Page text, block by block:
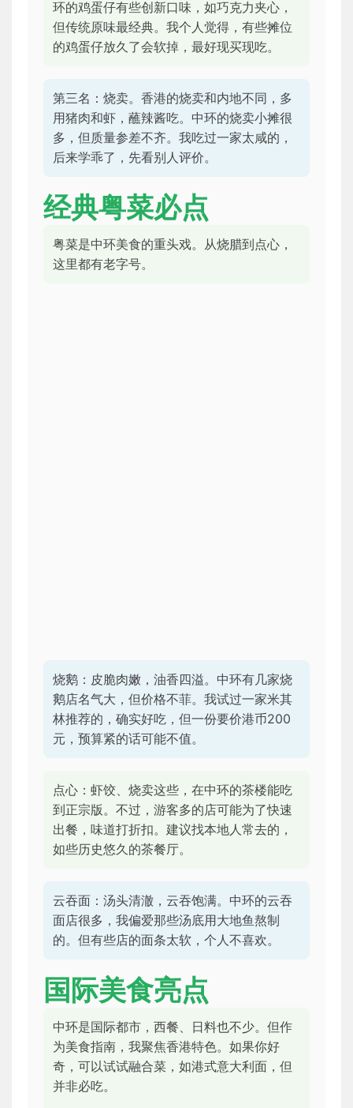
环的鸡蛋仔有些创新口味，如巧克力夹心，
但传统原味最经典。我个人觉得，有些摊位
的鸡蛋仔放久了会软掉，最好现买现吃。
第三名：烧卖。香港的烧卖和内地不同，多
用猪肉和虾，蘸辣酱吃。中环的烧卖小摊很
多，但质量参差不齐。我吃过一家太咸的，
后来学乖了，先看别人评价。
经典粤菜必点
粤菜是中环美食的重头戏。从烧腊到点心，
这里都有老字号。
烧鹅：皮脆肉嫩，油香四溢。中环有几家烧
鹅店名气大，但价格不菲。我试过一家米其
林推荐的，确实好吃，但一份要价港币200
元，预算紧的话可能不值。
点心：虾饺、烧卖这些，在中环的茶楼能吃
到正宗版。不过，游客多的店可能为了快速
出餐，味道打折扣。建议找本地人常去的，
如些历史悠久的茶餐厅。
云吞面：汤头清澈，云吞饱满。中环的云吞
面店很多，我偏爱那些汤底用大地鱼熬制
的。但有些店的面条太软，个人不喜欢。
国际美食亮点
中环是国际都市，西餐、日料也不少。但作
为美食指南，我聚焦香港特色。如果你好
奇，可以试试融合菜，如港式意大利面，但
并非必吃。